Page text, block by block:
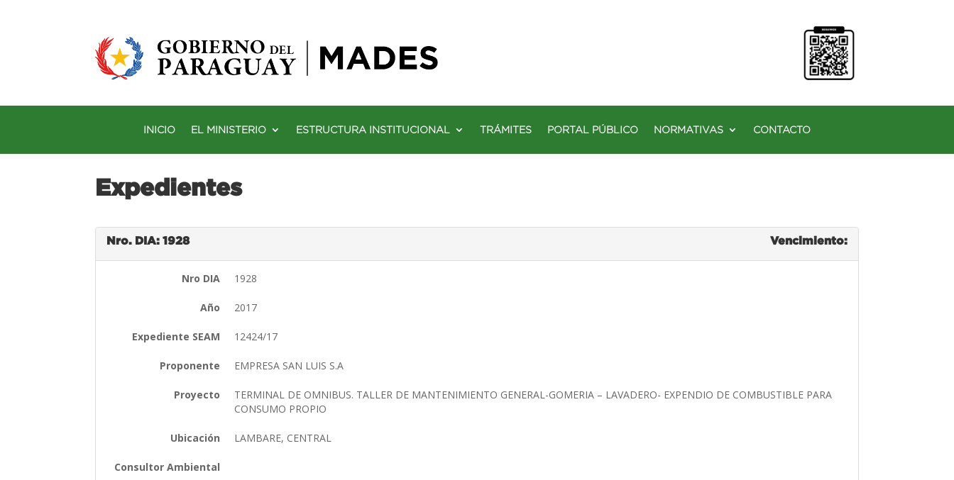
INICIO EL MINISTERIO ESTRUCTURA INSTITUCIONAL TRÁMITES PORTAL PÚBLICO NORMATIVAS CONTACTO
Expedientes
Nro. DIA: 1928 Vencimiento:
Nro DIA 1928
Año 2017
Expediente SEAM 12424/17
Proponente EMPRESA SAN LUIS S.A
Proyecto
TERMINAL DE OMNIBUS. TALLER DE MANTENIMIENTO GENERAL-GOMERIA – LAVADERO- EXPENDIO DE COMBUSTIBLE PARA
CONSUMO PROPIO
Ubicación LAMBARE, CENTRAL
Consultor Ambiental